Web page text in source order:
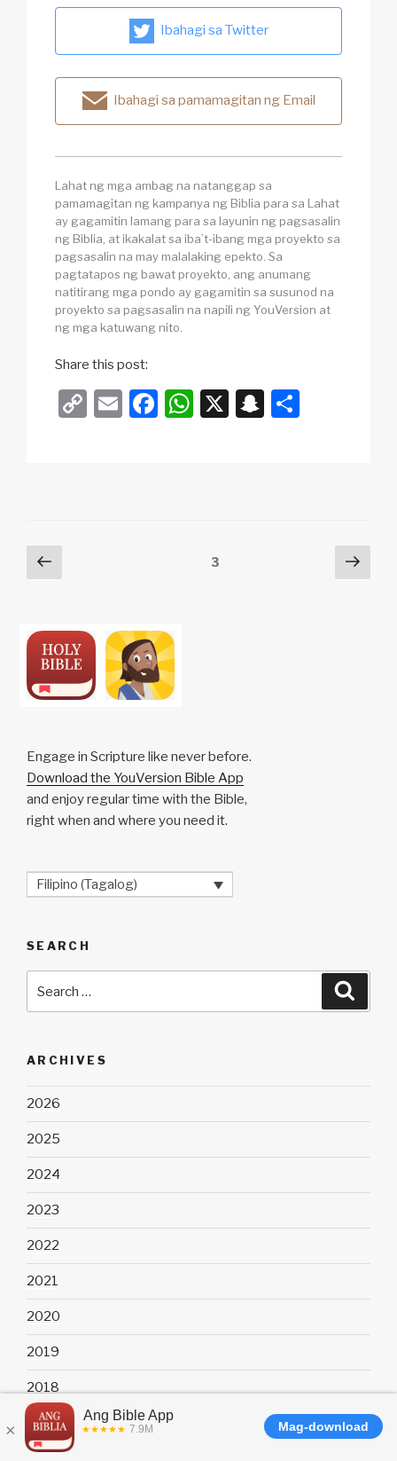
Ibahagi sa Twitter
Ibahagi sa pamamagitan ng Email
Lahat ng mga ambag na natanggap sa
pamamagitan ng kampanya ng Biblia para sa Lahat
ay gagamitin lamang para sa layunin ng pagsasalin
ng Biblia, at ikakalat sa iba’t-ibang mga proyekto sa
pagsasalin na may malalaking epekto. Sa
pagtatapos ng bawat proyekto, ang anumang
natitirang mga pondo ay gagamitin sa susunod na
proyekto sa pagsasalin na napili ng YouVersion at
ng mga katuwang nito.
Share this post:
C
E
F
W X
S
Posts
pagination
Previous
page
3
Next
Engage in Scripture like never before.
Download the YouVersion Bible App
and enjoy regular time with the Bible,
right when and where you need it.
Filipino (Tagalog)
SEARCH
for:
ARCHIVES
2026
2025
2024
2023
2022
2021
2020
2019
2018
2016